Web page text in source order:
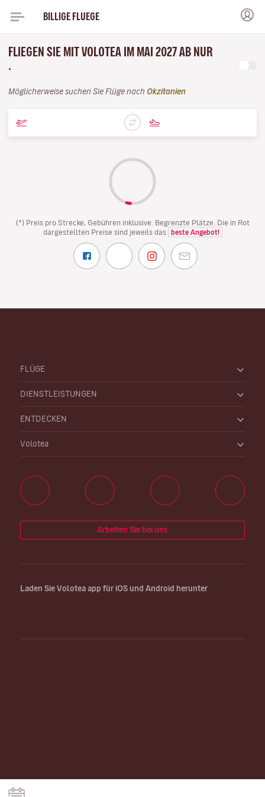
BILLIGE FLUEGE
FLIEGEN SIE MIT VOLOTEA IM MAI 2027 AB NUR
.
Möglicherweise suchen Sie Flüge nach Okzitanien
(*) Preis pro Strecke, Gebühren inklusive. Begrenzte Plätze. Die in Rot
dargestellten Preise sind jeweils das
beste Angebot!
FLÜGE
DIENSTLEISTUNGEN
ENTDECKEN
Volotea
Arbeiten Sie bei uns
Laden Sie Volotea app für iOS und Android herunter